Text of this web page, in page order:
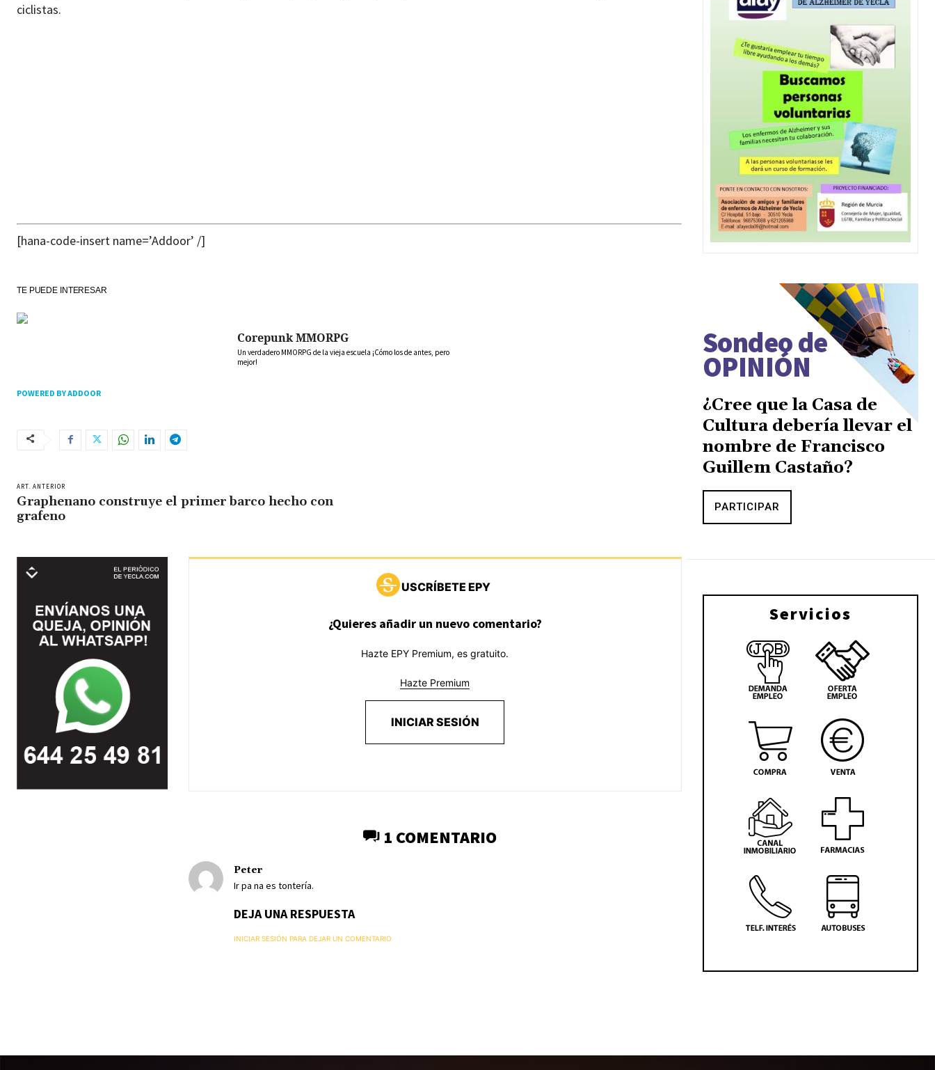
ciclistas.
[hana-code-insert name=’Addoor’ /]
TE PUEDE INTERESAR
Corepunk MMORPG
Un verdadero MMORPG de la vieja escuela ¡Cómo los de antes, pero
mejor!
POWERED BY ADDOOR
ART. ANTERIOR
Graphenano construye el primer barco hecho con
grafeno
USCRÍBETE EPY
¿Quieres añadir un nuevo comentario?
Hazte EPY Premium, es gratuito.
Hazte Premium
INICIAR SESIÓN
1 COMENTARIO
Peter
Ir pa na es tontería.
DEJA UNA RESPUESTA
INICIAR SESIÓN PARA DEJAR UN COMENTARIO
Sondeo de
OPINIÓN
¿Cree que la Casa de
Cultura debería llevar el
nombre de Francisco
Guillem Castaño?
PARTICIPAR
Servicios